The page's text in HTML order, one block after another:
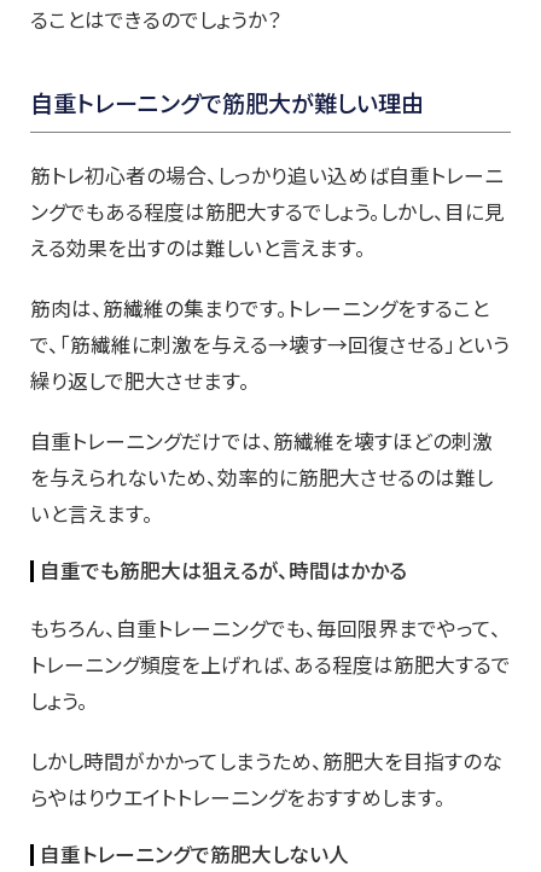
ることはできるのでしょうか？
自重トレーニングで筋肥大が難しい理由
筋トレ初心者の場合、しっかり追い込めば自重トレーニ
ングでもある程度は筋肥大するでしょう。しかし、目に見
える効果を出すのは難しいと言えます。
筋肉は、筋繊維の集まりです。トレーニングをすること
で、「筋繊維に刺激を与える→壊す→回復させる」という
繰り返しで肥大させます。
自重トレーニングだけでは、筋繊維を壊すほどの刺激
を与えられないため、効率的に筋肥大させるのは難し
いと言えます。
自重でも筋肥大は狙えるが、時間はかかる
もちろん、自重トレーニングでも、毎回限界までやって、
トレーニング頻度を上げれば、ある程度は筋肥大するで
しょう。
しかし時間がかかってしまうため、筋肥大を目指すのな
らやはりウエイトトレーニングをおすすめします。
自重トレーニングで筋肥大しない人